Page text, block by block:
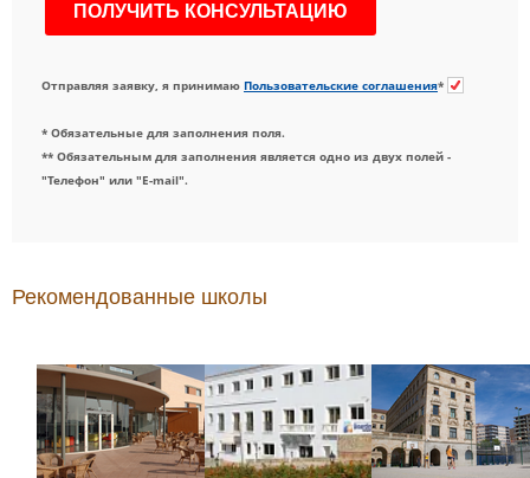
Отправляя заявку, я принимаю Пользовательские соглашения*
* Обязательные для заполнения поля.
** Обязательным для заполнения является одно из двух полей -
"Телефон" или "E-mail".
Рекомендованные школы